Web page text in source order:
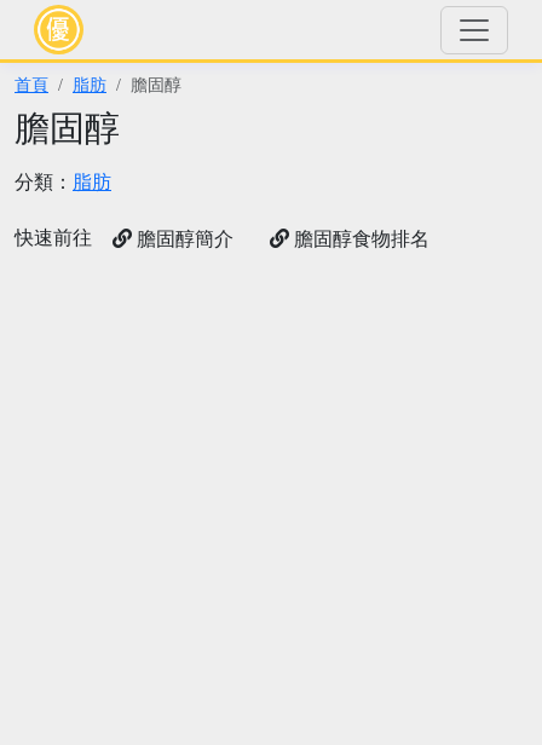
首頁 脂肪 膽固醇
膽固醇
分類： 脂肪
快速前往 膽固醇簡介 膽固醇食物排名